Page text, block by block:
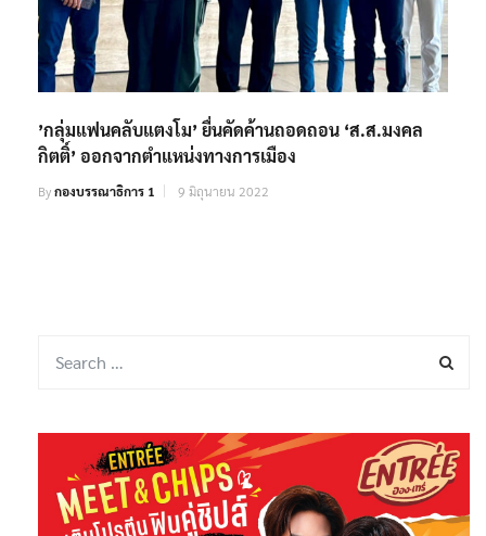
’กลุ่มแฟนคลับแตงโม’ ยื่นคัดค้านถอดถอน ‘ส.ส.มงคล
กิตติ์’ ออกจากตำแหน่งทางการเมือง
Byกองบรรณาธิการ 1 9 มิถุนายน 2022